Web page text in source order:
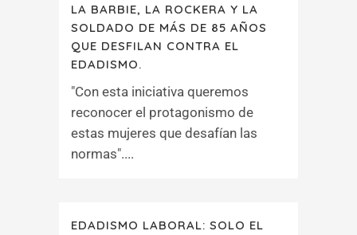
LA BARBIE, LA ROCKERA Y LA
SOLDADO DE MÁS DE 85 AÑOS
QUE DESFILAN CONTRA EL
EDADISMO.
"Con esta iniciativa queremos
reconocer el protagonismo de
estas mujeres que desafían las
normas"....
EDADISMO LABORAL: SOLO EL